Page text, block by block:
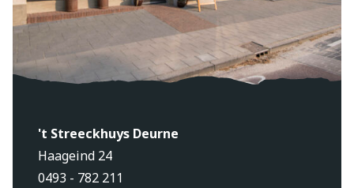
't Streeckhuys Deurne
Haageind 24
0493 - 782 211